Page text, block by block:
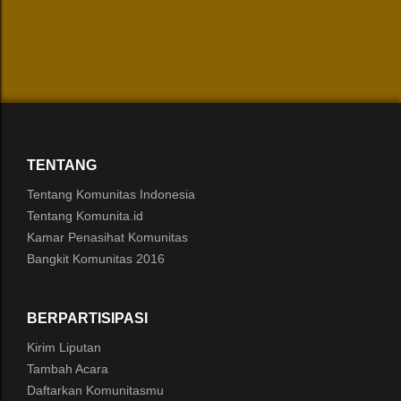
TENTANG
Tentang Komunitas Indonesia
Tentang Komunita.id
Kamar Penasihat Komunitas
Bangkit Komunitas 2016
BERPARTISIPASI
Kirim Liputan
Tambah Acara
Daftarkan Komunitasmu